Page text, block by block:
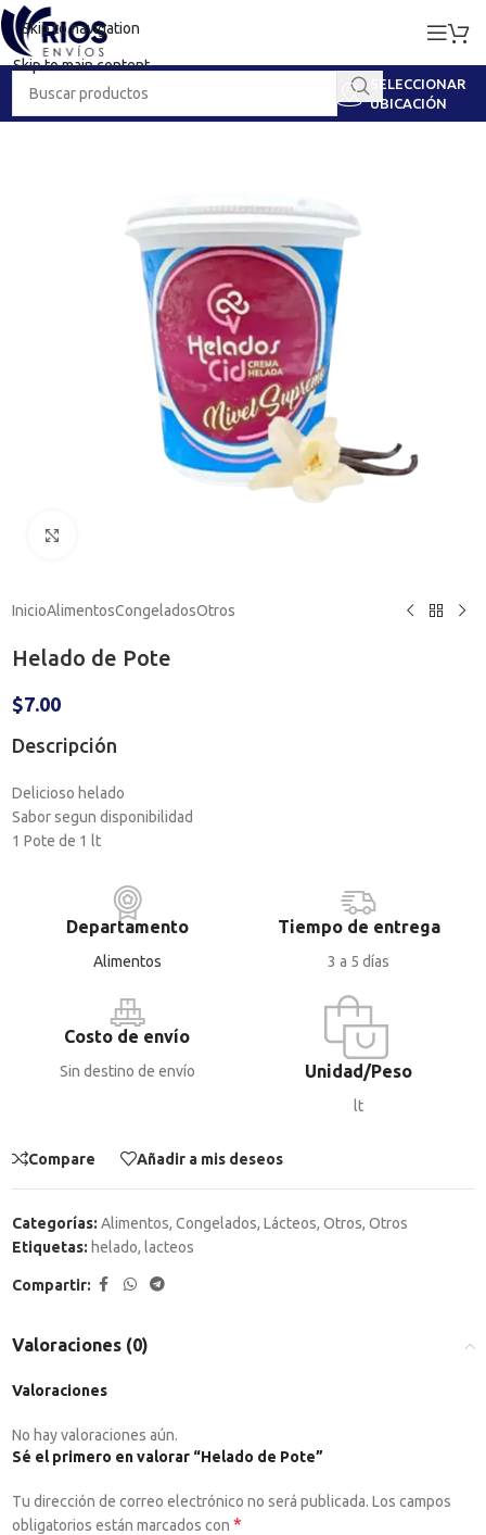
Skip to navigation
Skip to main content
SELECCIONAR
UBICACIÓN
InicioAlimentosCongeladosOtros
Helado de Pote
$7.00
Descripción
Delicioso helado
Sabor segun disponibilidad
1 Pote de 1 lt
Departamento
Alimentos
Tiempo de entrega
3 a 5 días
Costo de envío
Sin destino de envío Unidad/Peso
lt
Compare Añadir a mis deseos
Categorías: Alimentos, Congelados, Lácteos, Otros, Otros
Etiquetas: helado, lacteos
Compartir:
Valoraciones (0)
Valoraciones
No hay valoraciones aún.
Sé el primero en valorar “Helado de Pote”
Tu dirección de correo electrónico no será publicada. Los campos
obligatorios están marcados con *